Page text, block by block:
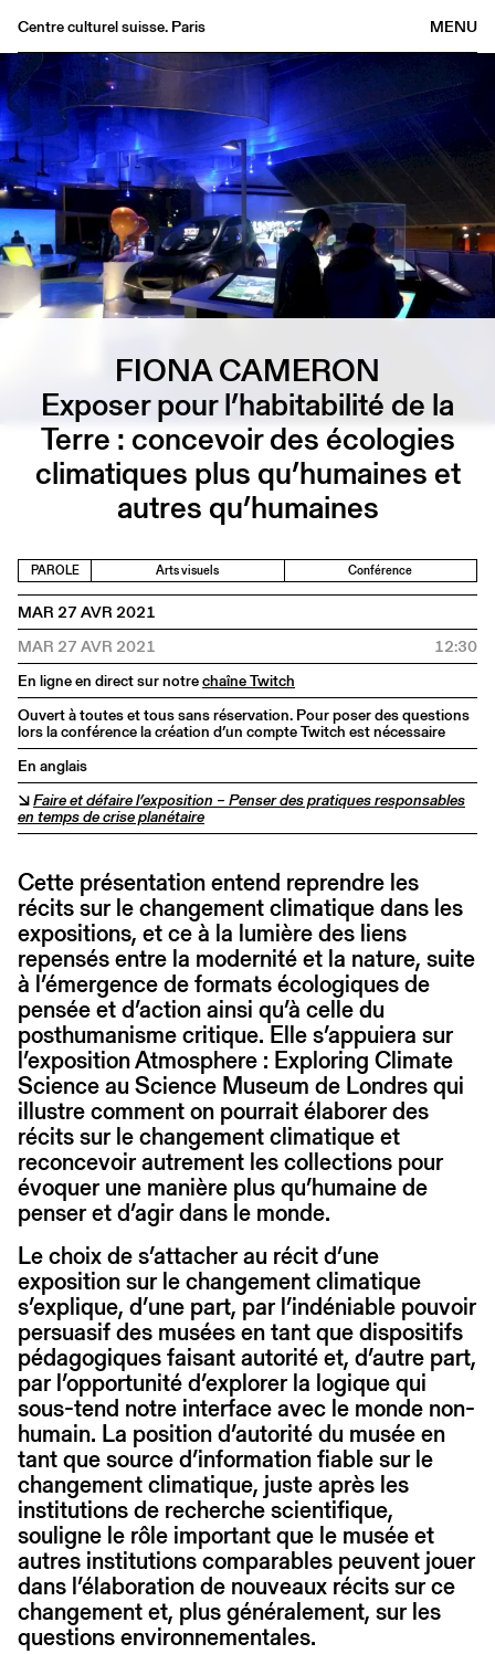
MENU
Centre culturel suisse. Paris
Agenda
Librairie
Buvette
Archives
Médiathèque
Éditions
Informations
/EN
FIONA CAMERON
Exposer pour l’habitabilité de la
Terre : concevoir des écologies
climatiques plus qu’humaines et
autres qu’humaines
PAROLE Arts visuels Conférence
MAR 27 AVR 2021
MAR 27 AVR 2021
12:30
En ligne en direct sur notrechaîne Twitch
Ouvert à toutes et tous sans réservation. Pour poser des questions
lors la conférence la création d’un compte Twitch est nécessaire
En anglais
↘Faire et défaire l’exposition – Penser des pratiques responsables
en temps de crise planétaire
Cette présentation entend reprendre les
récits sur le changement climatique dans les
expositions, et ce à la lumière des liens
repensés entre la modernité et la nature, suite
à l’émergence de formats écologiques de
pensée et d’action ainsi qu’à celle du
posthumanisme critique. Elle s’appuiera sur
l’exposition Atmosphere : Exploring Climate
Science au Science Museum de Londres qui
illustre comment on pourrait élaborer des
récits sur le changement climatique et
reconcevoir autrement les collections pour
évoquer une manière plus qu’humaine de
penser et d’agir dans le monde.
Le choix de s’attacher au récit d’une
exposition sur le changement climatique
s’explique, d’une part, par l’indéniable pouvoir
persuasif des musées en tant que dispositifs
pédagogiques faisant autorité et, d’autre part,
par l’opportunité d’explorer la logique qui
sous-tend notre interface avec le monde non-
humain. La position d’autorité du musée en
tant que source d’information fiable sur le
changement climatique, juste après les
institutions de recherche scientifique,
souligne le rôle important que le musée et
autres institutions comparables peuvent jouer
dans l’élaboration de nouveaux récits sur ce
changement et, plus généralement, sur les
questions environnementales.